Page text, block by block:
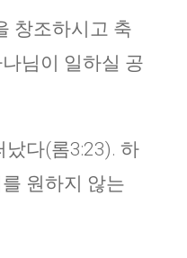
창조하시고 축
님이 일하실 공
났다(롬3:23). 하
원하지 않는